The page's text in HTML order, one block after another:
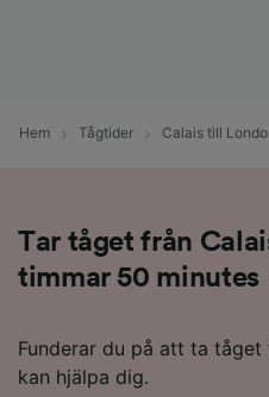
Hem Tågtider Calais till
Tar tåget från
timmar 50 minutes
Funderar du på att ta
kan hjälpa dig.